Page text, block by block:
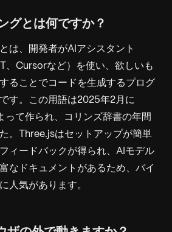
グとは何ですか？
は、開発者がAIアシスタント
、Cursorなど）を使い、欲しいも
ることでコードを生成するプログ
す。この用語は2025年2月に
て作られ、コリンズ辞書の年間
。Three.jsはセットアップが簡単
ィードバックが得られ、AIモデル
なドキュメントがあるため、バイ
人気があります。